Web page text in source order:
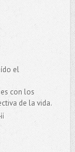
el
con los
de la vida.